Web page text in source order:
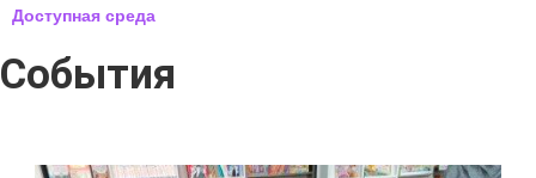
Доступная среда
События